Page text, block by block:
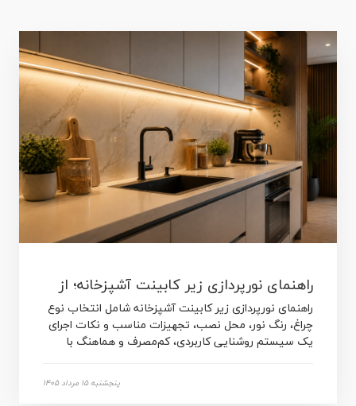
راهنمای نورپردازی زیر کابینت آشپزخانه؛ از
انتخاب تجهیزات تا اجرا
راهنمای نورپردازی زیر کابینت آشپزخانه شامل انتخاب نوع
چراغ، رنگ نور، محل نصب، تجهیزات مناسب و نکات اجرای
یک سیستم روشنایی کاربردی، کم‌مصرف و هماهنگ با
پنجشنبه 15 مرداد 1405